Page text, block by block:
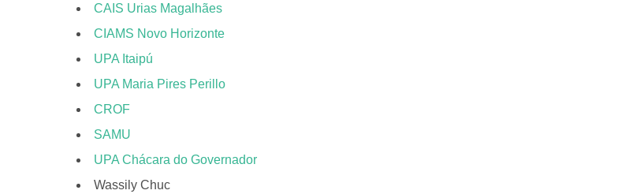
CAIS Urias Magalhães
CIAMS Novo Horizonte
UPA Itaipú
UPA Maria Pires Perillo
CROF
SAMU
UPA Chácara do Governador
Wassily Chuc